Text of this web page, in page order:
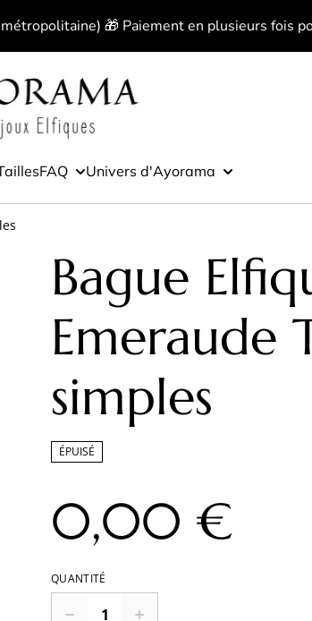
🎁 Paiement en plusieurs fois
FAQ Univers d'Ayorama
Bague
Emeraude
simples
ÉPUISÉ
0,00 €
QUANTITÉ